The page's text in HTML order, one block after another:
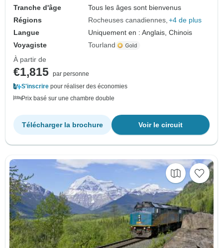
Tranche d'âge
Tous les âges sont bienvenus
Régions
Rocheuses canadiennes +4 de plus
Langue
Uniquement en : Anglais, Chinois
Voyagiste
Tourland
À partir de
€1,815 par personne
S'inscrire pour réaliser des économies
Prix basé sur une chambre double
Voir le circuit
Télécharger la brochure